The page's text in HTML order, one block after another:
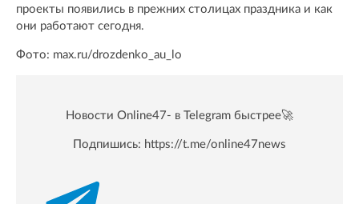
проекты появились в прежних столицах праздника и как
они работают сегодня.
Фото: max.ru/drozdenko_au_lo
Новости Online47- в Telegram быстрее🚀
Подпишись: https://t.me/online47news